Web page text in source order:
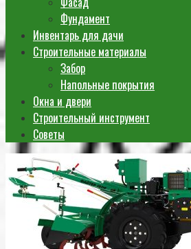
Фундамент
Инвентарь для дачи
Строительные материалы
Забор
Напольные покрытия
Окна и двери
Строительный инструмент
Советы